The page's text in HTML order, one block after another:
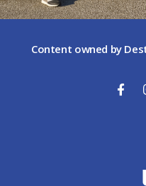
Content owned by